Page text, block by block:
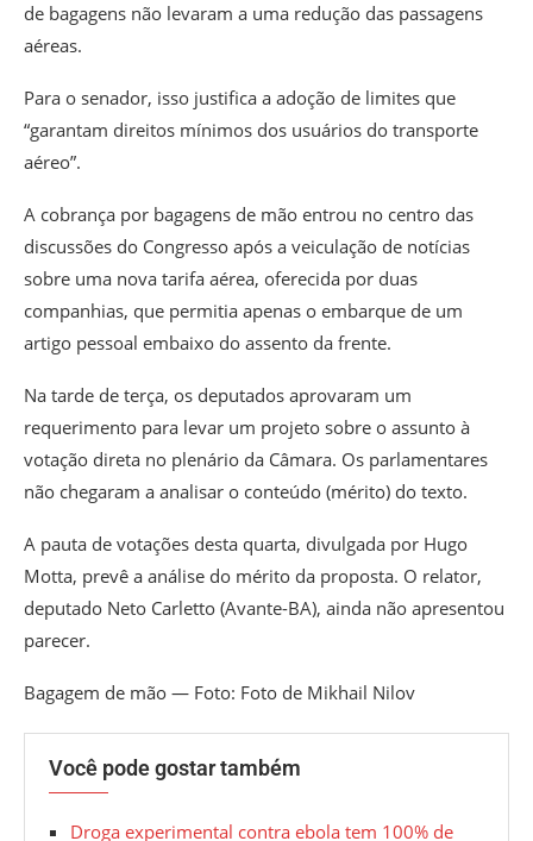
de bagagens não levaram a uma redução das passagens
aéreas.
Para o senador, isso justifica a adoção de limites que
“garantam direitos mínimos dos usuários do transporte
aéreo”.
A cobrança por bagagens de mão entrou no centro das
discussões do Congresso após a veiculação de notícias
sobre uma nova tarifa aérea, oferecida por duas
companhias, que permitia apenas o embarque de um
artigo pessoal embaixo do assento da frente.
Na tarde de terça, os deputados aprovaram um
requerimento para levar um projeto sobre o assunto à
votação direta no plenário da Câmara. Os parlamentares
não chegaram a analisar o conteúdo (mérito) do texto.
A pauta de votações desta quarta, divulgada por Hugo
Motta, prevê a análise do mérito da proposta. O relator,
deputado Neto Carletto (Avante-BA), ainda não apresentou
parecer.
Bagagem de mão — Foto: Foto de Mikhail Nilov
Você pode gostar também
Droga experimental contra ebola tem 100% de